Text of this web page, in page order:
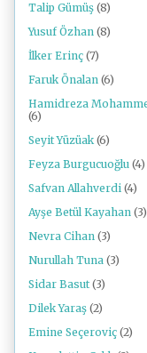
Talip Gümüş (8)
Yusuf Özhan (8)
İlker Erinç (7)
Faruk Önalan (6)
Hamidreza
(6)
Seyit Yüzüak (6)
Feyza Burgucuoğlu (4)
Safvan Allahverdi (4)
Ayşe Betül Kayahan (3)
Nevra Cihan (3)
Nurullah Tuna (3)
Sidar Basut (3)
Dilek Yaraş (2)
Emine Seçeroviç (2)